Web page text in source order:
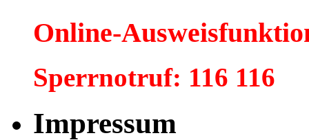
Online-
Sperrnotruf: 116 116
Impressum